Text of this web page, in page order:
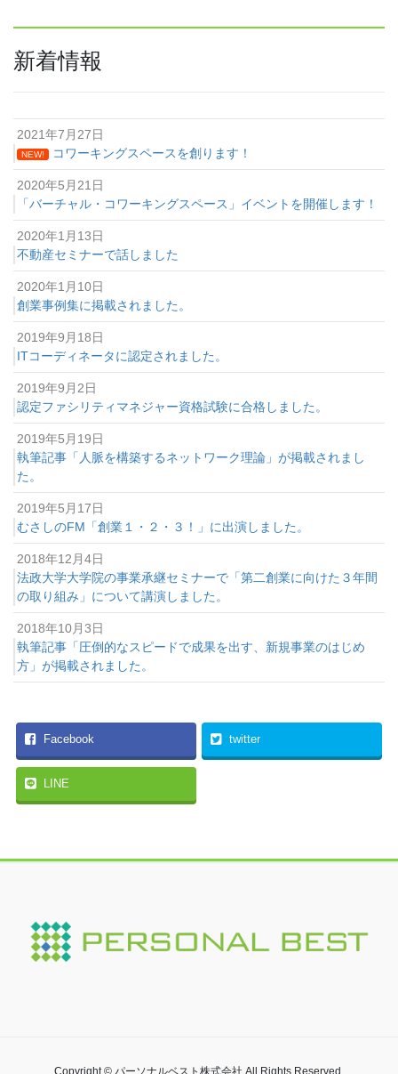
新着情報
2021年7月27日
NEW! コワーキングスペースを創ります！
2020年5月21日
「バーチャル・コワーキングスペース」イベントを開催します！
2020年1月13日
不動産セミナーで話しました
2020年1月10日
創業事例集に掲載されました。
2019年9月18日
ITコーディネータに認定されました。
2019年9月2日
認定ファシリティマネジャー資格試験に合格しました。
2019年5月19日
執筆記事「人脈を構築するネットワーク理論」が掲載されまし
た。
2019年5月17日
むさしのFM「創業１・２・３！」に出演しました。
2018年12月4日
法政大学大学院の事業承継セミナーで「第二創業に向けた３年間
の取り組み」について講演しました。
2018年10月3日
執筆記事「圧倒的なスピードで成果を出す、新規事業のはじめ
方」が掲載されました。
Facebook twitter
LINE
Copyright © パーソナルベスト株式会社 All Rights Reserved.